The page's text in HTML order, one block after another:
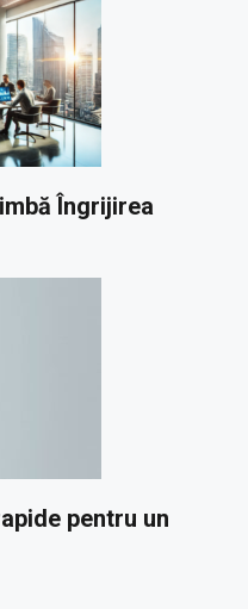
Îngrijirea
pentru un